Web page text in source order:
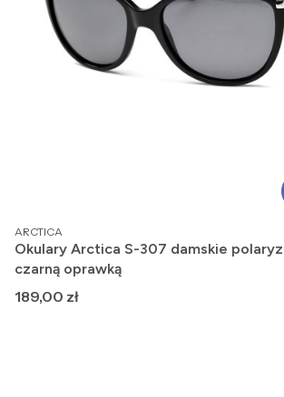
PRODUCENT
ARCTICA
Okulary Arctica S-307 damskie
czarną oprawką
Cena
189,00 zł